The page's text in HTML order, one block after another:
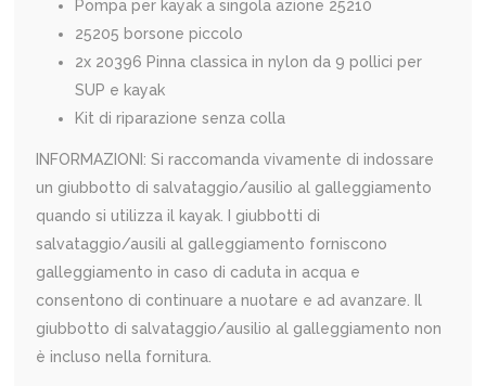
Pompa per kayak a singola azione 25210
25205 borsone piccolo
2x 20396 Pinna classica in nylon da 9 pollici per
SUP e kayak
Kit di riparazione senza colla
INFORMAZIONI: Si raccomanda vivamente di indossare
un giubbotto di salvataggio/ausilio al galleggiamento
quando si utilizza il kayak. I giubbotti di
salvataggio/ausili al galleggiamento forniscono
galleggiamento in caso di caduta in acqua e
consentono di continuare a nuotare e ad avanzare. Il
giubbotto di salvataggio/ausilio al galleggiamento non
è incluso nella fornitura.